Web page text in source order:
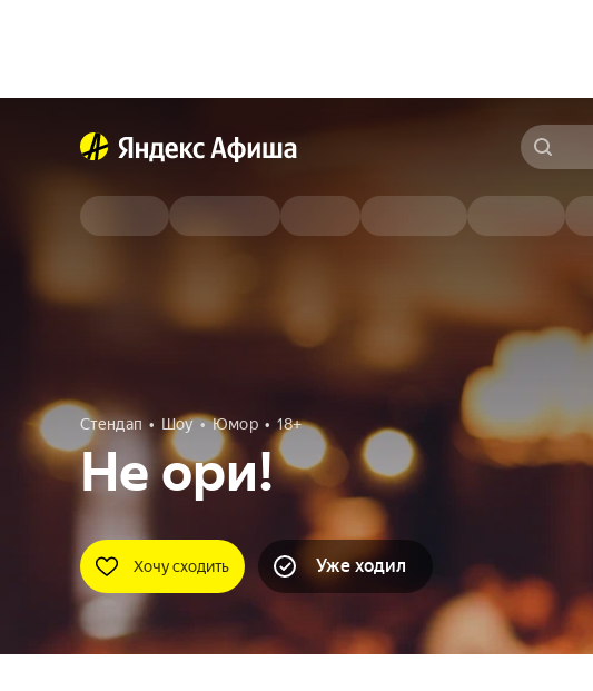
Стендап Шоу Юмор 18+
Не ори!
Хочу сходить Уже ходил